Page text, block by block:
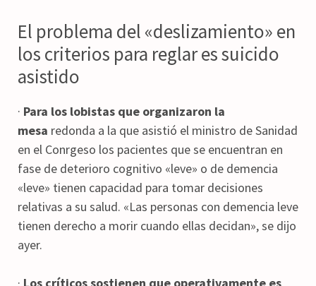
El problema del «deslizamiento» en
los criterios para reglar es suicido
asistido
· Para los lobistas que organizaron la
mesa redonda a la que asistió el ministro de Sanidad
en el Conrgeso los pacientes que se encuentran en
fase de deterioro cognitivo «leve» o de demencia
«leve» tienen capacidad para tomar decisiones
relativas a su salud. «Las personas con demencia leve
tienen derecho a morir cuando ellas decidan», se dijo
ayer.
· Los críticos sostienen que operativamente es